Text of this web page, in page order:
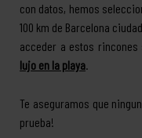
con datos, hemos
100 km de Barcelona
acceder a estos
lujo en la playa.
Te aseguramos que
prueba!